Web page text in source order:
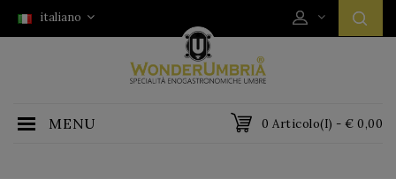
italiano
0 Articolo(i) - € 0,00
MENU